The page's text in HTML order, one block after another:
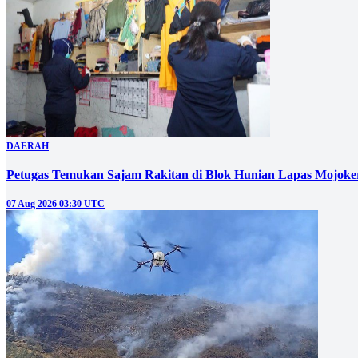
DAERAH
Petugas Temukan Sajam Rakitan di Blok Hunian Lapas
07 Aug 2026 03:30 UTC